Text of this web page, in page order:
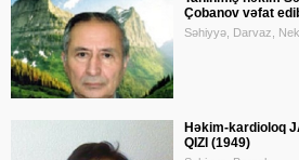
Çobanov vəfat
Səhiyyə, Darvaz,
Həkim-kardioloq
QIZI (1949)